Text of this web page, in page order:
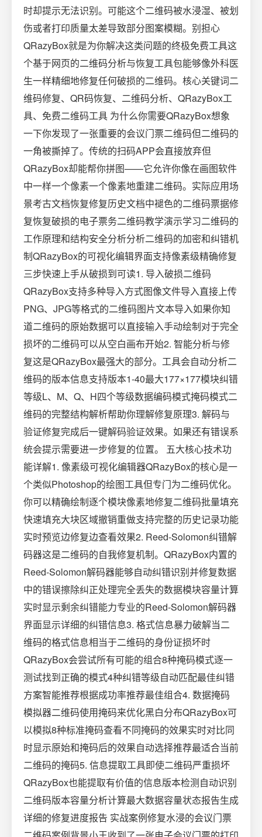
时却提示无法识别。可能这个二维码被水浸湿、被划
伤或者打印质量太差导致部分图案模糊。别担心
QRazyBox就是为你解决这类问题的终极免费工具这
个基于网页的二维码分析与恢复工具包能够像外科医
生一样精细地修复任何破损的二维码。核心关键词二
维码修复、QR码恢复、二维码分析、QRazyBox工
具、免费二维码工具 为什么你需要QRazyBox想象
一下你发现了一张重要的会议门票二维码但二维码的
一角被撕掉了。传统的扫码APP会直接放弃但
QRazyBox却能帮你拼图——它允许你像在画图软件
中一样一个像素一个像素地重建二维码。实际应用场
景考古文档恢复修复历史文档中褪色的二维码票据修
复恢复破损的电子票务二维码教学演示学习二维码的
工作原理和结构安全分析分析二维码的加密和纠错机
制QRazyBox的可视化编辑界面支持像素级精确修复️
三步快速上手从破损到可读1. 导入破损二维码
QRazyBox支持多种导入方式图像文件导入直接上传
PNG、JPG等格式的二维码图片文本导入如果你知
道二维码的原始数据可以直接输入手动绘制对于完全
损坏的二维码可以从空白画布开始2. 智能分析与修
复这是QRazyBox最强大的部分。工具会自动分析二
维码的版本信息支持版本1-40最大177×177模块纠错
等级L、M、Q、H四个等级数据编码模式掩码模式二
维码的完整结构解析帮助你理解修复原理3. 解码与
验证修复完成后一键解码验证效果。如果还有错误系
统会提示需要进一步修复的位置。 五大核心技术功
能详解1. 像素级可视化编辑器QRazyBox的核心是一
个类似Photoshop的绘图工具但专门为二维码优化。
你可以精确绘制逐个模块像素地修复二维码批量填充
快速填充大块区域撤销重做支持完整的历史记录功能
实时预览边修复边查看效果2. Reed-Solomon纠错解
码器这是二维码的自我修复机制。QRazyBox内置的
Reed-Solomon解码器能够自动纠错识别并修复数据
中的错误擦除纠正处理完全丢失的数据模块容量计算
实时显示剩余纠错能力专业的Reed-Solomon解码器
界面显示详细的纠错信息3. 格式信息暴力破解当二
维码的格式信息相当于二维码的身份证损坏时
QRazyBox会尝试所有可能的组合8种掩码模式逐一
测试找到正确的模式4种纠错等级自动匹配最佳纠错
方案智能推荐根据成功率推荐最佳组合4. 数据掩码
模拟器二维码使用掩码来优化黑白分布QRazyBox可
以模拟8种标准掩码查看不同掩码的效果实时对比同
时显示原始和掩码后的效果自动选择推荐最适合当前
二维码的掩码5. 信息提取工具即使二维码严重损坏
QRazyBox也能提取有价值的信息版本检测自动识别
二维码版本容量分析计算最大数据容量状态报告生成
详细的修复进度报告 实战案例修复水浸的会议门票